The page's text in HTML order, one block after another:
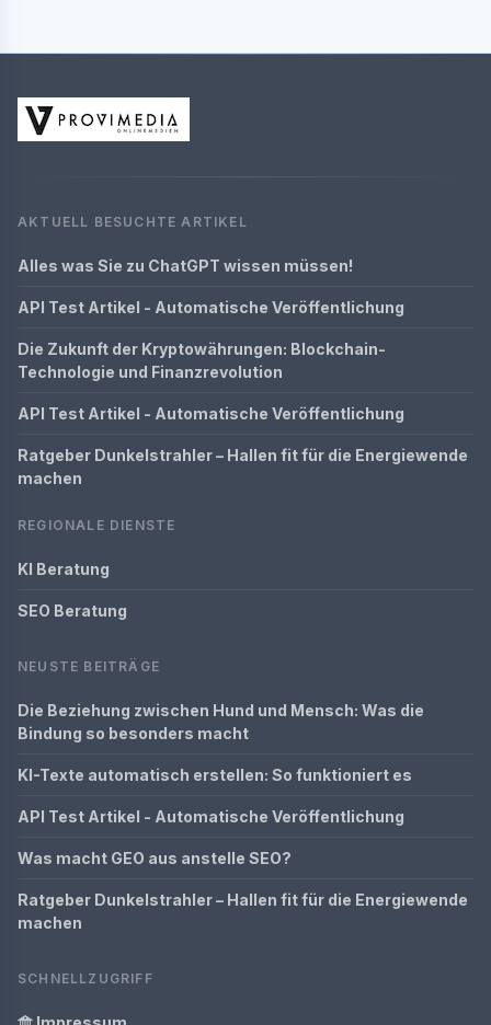
AKTUELL BESUCHTE ARTIKEL
Alles was Sie zu ChatGPT wissen müssen!
API Test Artikel - Automatische Veröffentlichung
Die Zukunft der Kryptowährungen: Blockchain-
Technologie und Finanzrevolution
API Test Artikel - Automatische Veröffentlichung
Ratgeber Dunkelstrahler – Hallen fit für die Energiewende
machen
REGIONALE DIENSTE
KI Beratung
SEO Beratung
NEUSTE BEITRÄGE
Die Beziehung zwischen Hund und Mensch: Was die
Bindung so besonders macht
KI-Texte automatisch erstellen: So funktioniert es
API Test Artikel - Automatische Veröffentlichung
Was macht GEO aus anstelle SEO?
Ratgeber Dunkelstrahler – Hallen fit für die Energiewende
machen
SCHNELLZUGRIFF